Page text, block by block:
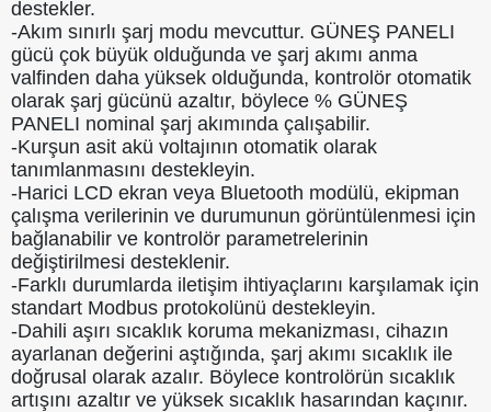
destekler.
-Akım sınırlı şarj modu mevcuttur. GÜNEŞ PANELI
gücü çok büyük olduğunda ve şarj akımı anma
valfinden daha yüksek olduğunda, kontrolör otomatik
olarak şarj gücünü azaltır, böylece % GÜNEŞ
PANELI nominal şarj akımında çalışabilir.
-Kurşun asit akü voltajının otomatik olarak
tanımlanmasını destekleyin.
-Harici LCD ekran veya Bluetooth modülü, ekipman
çalışma verilerinin ve durumunun görüntülenmesi için
bağlanabilir ve kontrolör parametrelerinin
değiştirilmesi desteklenir.
-Farklı durumlarda iletişim ihtiyaçlarını karşılamak için
standart Modbus protokolünü destekleyin.
-Dahili aşırı sıcaklık koruma mekanizması, cihazın
ayarlanan değerini aştığında, şarj akımı sıcaklık ile
doğrusal olarak azalır. Böylece kontrolörün sıcaklık
artışını azaltır ve yüksek sıcaklık hasarından kaçınır.